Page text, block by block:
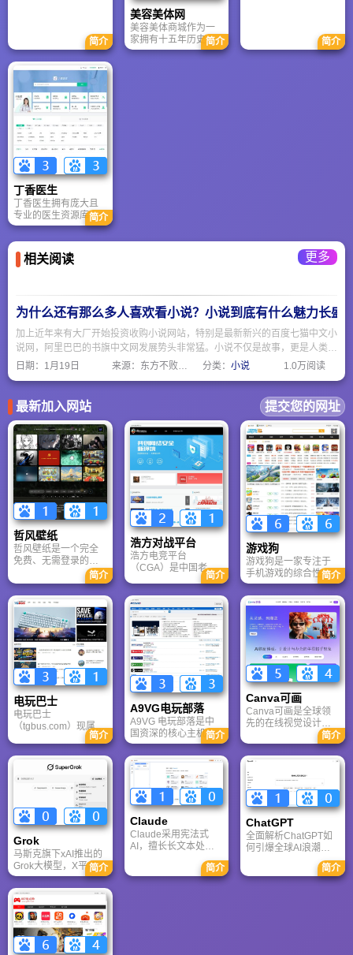
品牌的形象，吸引有
高品质需求的患者群
体。
简介
美容美体网
美容美体商城作为一
家拥有十五年历史的
中国领先电商平台，
力于成为全球跨境电
简介
作者充电的最佳学习
利器。
简介
丁香医生
丁香医生拥有庞大且
专业的医生资源库；
核心优势在于“专业内
容驱动”；提供多维度
的实用医疗工具；积
极拥抱AI技术赋能；
多科普引发传统观点
冲突，特别是关于中
医。
简介
相关阅读 更多
为什么还有那么多人喜欢看小说？小说到底有什么魅力长盛
加上近年来有大厂开始投资收购小说网站，特别是最新新兴的百度七猫中文小
说网，阿里巴巴的书旗中文网发展势头非常猛。小说不仅是故事，更是人类情
感、思想和想象力的容器。只要人还有梦想、困惑、孤独或好奇，小说就永远
日期： 1月19日 来源：东方不败网址大全 分类：小说 1.0万阅读
最新加入网站 提交您的网址
哲风壁纸
哲风壁纸是一个完全
免费、无需登录的高
清壁纸下载网站。提
供海量4K、8K超清电
脑与手机壁纸，涵盖
动漫、风景、赛博朋
克等多元风格。支持
动态壁纸与头像制
作，国内访问极速，
是美化桌面的首选平
台。
简介
浩方对战平台
浩方电竞平台
（CGA）是中国老牌
游戏联机平台，提供
CS、War3、星际争霸
等经典游戏的稳定联
机服务。重温DOTA1
的激情岁月，找回当
年的战友。同时提供
最新CGA电竞赛事资
讯及热门页游入口，
致敬中国电竞的黄金
时代。
简介
游戏狗
游戏狗是一家专注于
手机游戏的综合性门
户网站。它致力于为
手游玩家提供最新、
最全的游戏资讯、攻
略、评测及视频等内
容，是国内较早一批
专注于移动游戏领域
的垂直媒体。
简介
电玩巴士
电玩巴士
（tgbus.com）现属于
多牛传媒，是一家专
注于解决游戏用户需
求的综合性游戏门户
网站，电玩巴士是一
个全面的综合性游戏
门户，专注于为全球
玩家提供主机、PC及
移动端游戏的全方位
资讯。
简介
A9VG电玩部落
A9VG 电玩部落是中
国资深的核心主机游
戏玩家社区。网站以
论坛为核心，提供全
面的主机游戏资讯、
攻略和资料库，覆盖
PlayStation、Xbox、
Switch 等全平台。凭
借其深厚的历史积淀
和活跃的用户群体，
A9VG 成为硬核玩家
交流心得、分享攻略
的首选平台之一。
简介
Canva可画
Canva可画是全球领
先的在线视觉设计平
台，内置AI“魔力工作
室”，提供海量正版模
板与素材。无论是自
媒体封面、企业海报
还是PPT，零基础用
户也能轻松实现专业
级创作，让设计触手
可及。
简介
Grok
马斯克旗下xAI推出的
Grok大模型，X平台实
时数据整合与多智能
体协作的核心优势。
针对其中文能力、隐
私安全及幻觉问题等
高频疑问进行客观解
答，提供AI选型参
考。
简介
Claude
Claude采用宪法式
AI，擅长长文本处理
ChatGPT基于RLHF，
在复杂推理、代码与
简介
ChatGPT‌
全面解析ChatGPT如
何引爆全球AI浪潮！
通俗讲解神经网络、
Transformer与RLHF
核心技术，带您轻松
简介